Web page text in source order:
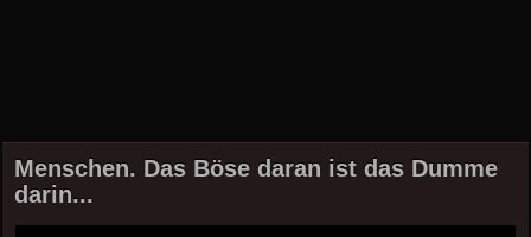
Menschen. Das Böse daran ist das Dumme
darin...